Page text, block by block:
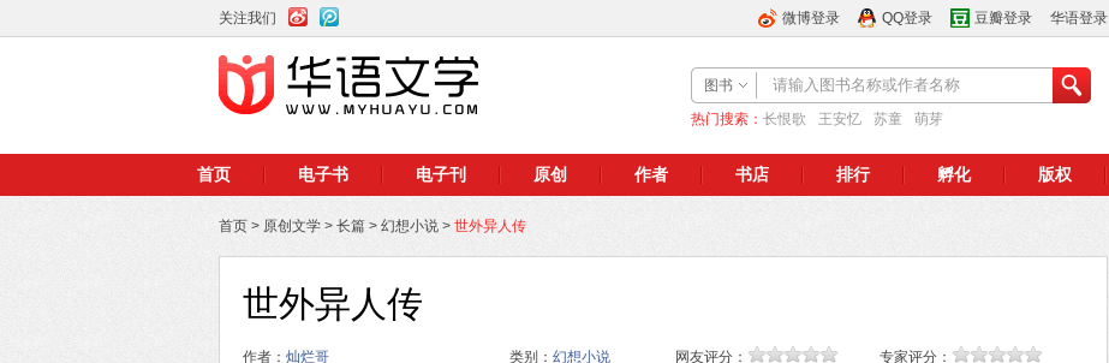
关注我们 微博登录 QQ登录 豆瓣登录 华语登录
图书
热门搜索： 长恨歌 王安忆 苏童 萌芽
首页 电子书 电子刊 原创 作者 书店 排行 孵化 版权
首页 > 原创文学 > 长篇 > 幻想小说 > 世外异人传
世外异人传
作者： 灿烂哥 类别： 幻想小说 网友评分： 专家评分：